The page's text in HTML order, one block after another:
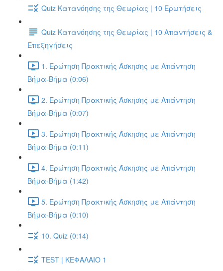
Quiz Κατανόησης της Θεωρίας | 10 Ερωτήσεις
Quiz Κατανόησης της Θεωρίας | 10 Απαντήσεις &
Επεξηγήσεις
1. Ερώτηση Πρακτικής Άσκησης με Απάντηση
Βήμα-Βήμα (0:06)
2. Ερώτηση Πρακτικής Άσκησης με Απάντηση
Βήμα-Βήμα (0:07)
3. Ερώτηση Πρακτικής Άσκησης με Απάντηση
Βήμα-Βήμα (0:11)
4. Ερώτηση Πρακτικής Άσκησης με Απάντηση
Βήμα-Βήμα (1:42)
5. Ερώτηση Πρακτικής Άσκησης με Απάντηση
Βήμα-Βήμα (0:10)
10. Quiz (0:14)
TEST | ΚΕΦΑΛΑΙΟ 1